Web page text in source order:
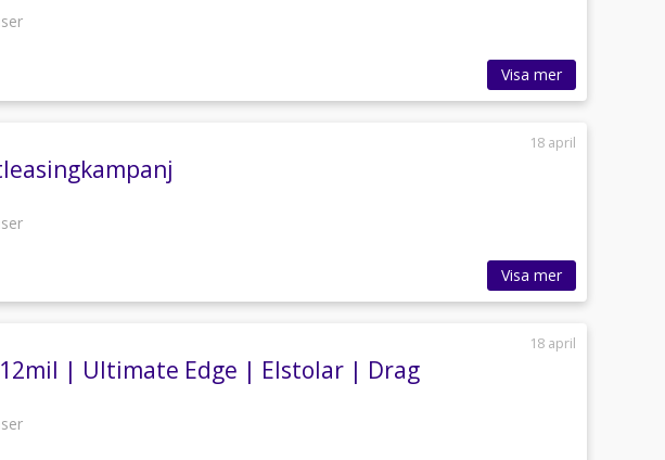
Visa mer
18 april
Visa mer
18 april
| Ultimate Edge | Elstolar | Drag